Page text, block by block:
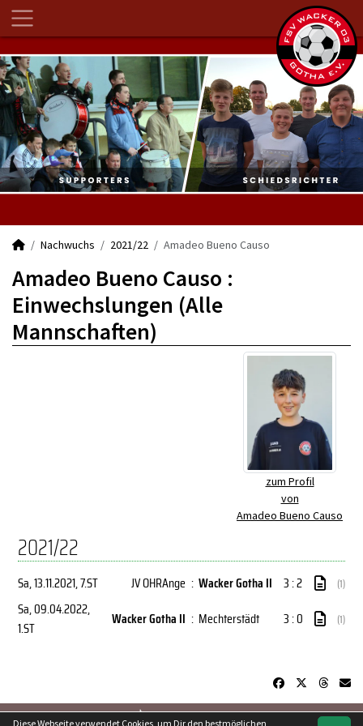
Nachwuchs 2021/22 Amadeo Bueno Causo
Amadeo Bueno Causo :
Einwechslungen (Alle
Mannschaften)
zum Profil
von
Amadeo Bueno Causo
2021/22
Sa, 13.11.2021, 7.ST JV OHRAnge : Wacker Gotha II 3 : 2 (1)
Sa, 09.04.2022,
1.ST
Wacker Gotha II : Mechterstädt 3 : 0 (1)
soccero.de
Diese Webseite verwendet Cookies, um Dir den bestmöglichen